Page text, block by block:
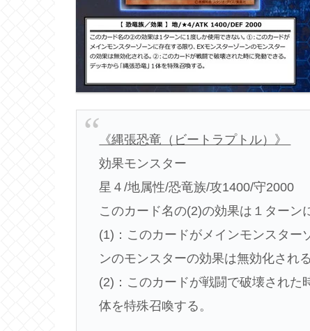
《縄張恐竜（ビートラプトル）》
効果モンスター
星４/地属性/恐竜族/攻1400/守2000
このカード名の(2)の効果は１ターン
(1)：このカードがメインモンスター
ンのモンスターの効果は無効化される
(2)：このカードが戦闘で破壊された
体を特殊召喚する。